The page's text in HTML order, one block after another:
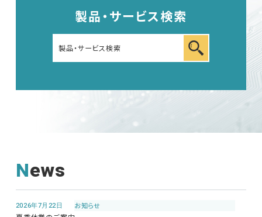
製品・サービス検索
News
2026年7月22日 お知らせ